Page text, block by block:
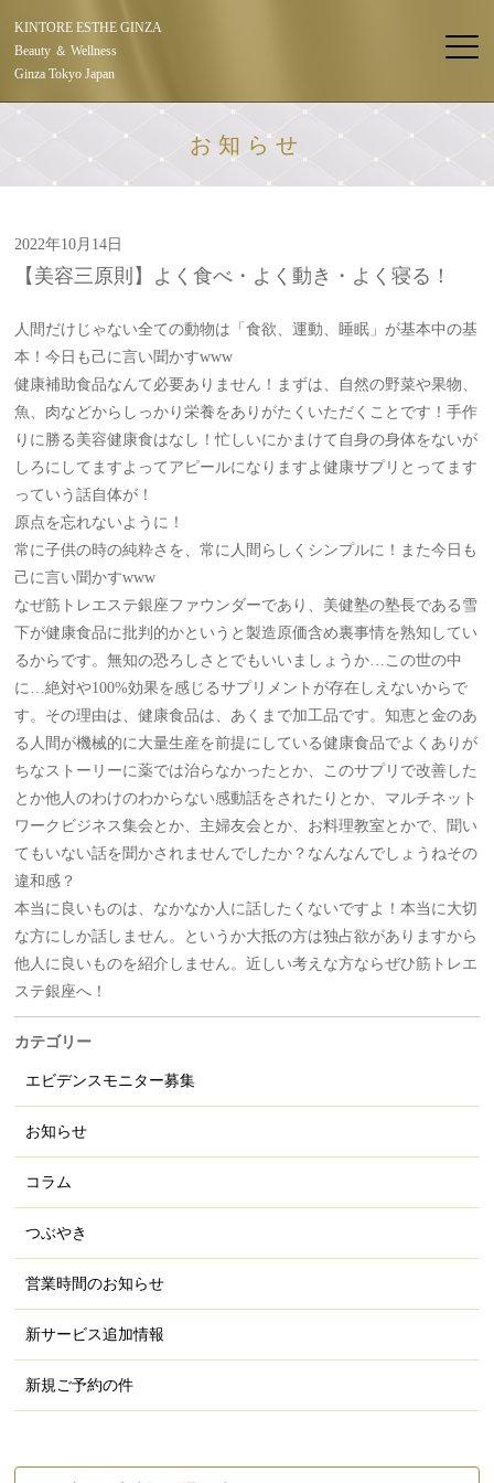
KINTORE ESTHE GINZA
Beauty ＆ Wellness
Ginza Tokyo Japan
お知らせ
2022年10月14日
【美容三原則】よく食べ・よく動き・よく寝る！
人間だけじゃない全ての動物は「食欲、運動、睡眠」が基本中の基
本！今日も己に言い聞かすwww
健康補助食品なんて必要ありません！まずは、自然の野菜や果物、
魚、肉などからしっかり栄養をありがたくいただくことです！手作
りに勝る美容健康食はなし！忙しいにかまけて自身の身体をないが
しろにしてますよってアピールになりますよ健康サプリとってます
っていう話自体が！
原点を忘れないように！
常に子供の時の純粋さを、常に人間らしくシンプルに！また今日も
己に言い聞かすwww
なぜ筋トレエステ銀座ファウンダーであり、美健塾の塾長である雪
下が健康食品に批判的かというと製造原価含め裏事情を熟知してい
るからです。無知の恐ろしさとでもいいましょうか…この世の中
に…絶対や100%効果を感じるサプリメントが存在しえないからで
す。その理由は、健康食品は、あくまで加工品です。知恵と金のあ
る人間が機械的に大量生産を前提にしている健康食品でよくありが
ちなストーリーに薬では治らなかったとか、このサプリで改善した
とか他人のわけのわからない感動話をされたりとか、マルチネット
ワークビジネス集会とか、主婦友会とか、お料理教室とかで、聞い
てもいない話を聞かされませんでしたか？なんなんでしょうねその
違和感？
本当に良いものは、なかなか人に話したくないですよ！本当に大切
な方にしか話しません。というか大抵の方は独占欲がありますから
他人に良いものを紹介しません。近しい考えな方ならぜひ筋トレエ
ステ銀座へ！
カテゴリー
エビデンスモニター募集
お知らせ
コラム
つぶやき
営業時間のお知らせ
新サービス追加情報
新規ご予約の件